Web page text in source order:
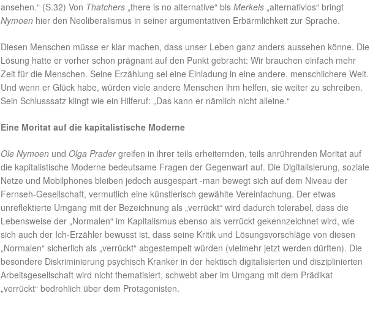
ansehen.“ (S.32) Von Thatchers „there is no alternative“ bis Merkels „alternativlos“ bringt
Nymoen hier den Neoliberalismus in seiner argumentativen Erbärmlichkeit zur Sprache.
Diesen Menschen müsse er klar machen, dass unser Leben ganz anders aussehen könne. Die
Lösung hatte er vorher schon prägnant auf den Punkt gebracht: Wir brauchen einfach mehr
Zeit für die Menschen. Seine Erzählung sei eine Einladung in eine andere, menschlichere Welt.
Und wenn er Glück habe, würden viele andere Menschen ihm helfen, sie weiter zu schreiben.
Sein Schlusssatz klingt wie ein Hilferuf: „Das kann er nämlich nicht alleine.“
Eine Moritat auf die kapitalistische Moderne
Ole Nymoen und Olga Pradergreifen in ihrer teils erheiternden, teils anrührenden Moritat auf
die kapitalistische Moderne bedeutsame Fragen der Gegenwart auf. Die Digitalisierung, soziale
Netze und Mobilphones bleiben jedoch ausgespart -man bewegt sich auf dem Niveau der
Fernseh-Gesellschaft, vermutlich eine künstlerisch gewählte Vereinfachung. Der etwas
unreflektierte Umgang mit der Bezeichnung als „verrückt“ wird dadurch tolerabel, dass die
Lebensweise der „Normalen“ im Kapitalismus ebenso als verrückt gekennzeichnet wird, wie
sich auch der Ich-Erzähler bewusst ist, dass seine Kritik und Lösungsvorschläge von diesen
„Normalen“ sicherlich als „verrückt“ abgestempelt würden (vielmehr jetzt werden dürften). Die
besondere Diskriminierung psychisch Kranker in der hektisch digitalisierten und disziplinierten
Arbeitsgesellschaft wird nicht thematisiert, schwebt aber im Umgang mit dem Prädikat
„verrückt“ bedrohlich über dem Protagonisten.